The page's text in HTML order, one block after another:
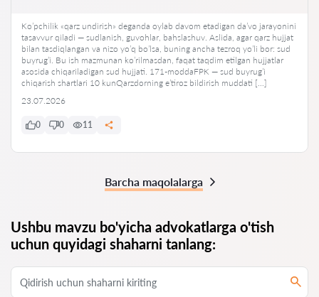
Ko’pchilik «qarz undirish» deganda oylab davom etadigan da’vo jarayonini
tasavvur qiladi — sudlanish, guvohlar, bahslashuv. Aslida, agar qarz hujjat
bilan tasdiqlangan va nizo yo’q bo’lsa, buning ancha tezroq yo’li bor: sud
buyrug’i. Bu ish mazmunan ko’rilmasdan, faqat taqdim etilgan hujjatlar
asosida chiqariladigan sud hujjati. 171-moddaFPK — sud buyrug’i
chiqarish shartlari 10 kunQarzdorning e’tiroz bildirish muddati […]
23.07.2026
0 0 11
Barcha maqolalarga
Ushbu mavzu bo'yicha advokatlarga o'tish
uchun quyidagi shaharni tanlang: